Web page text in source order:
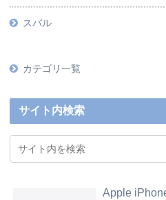
スバル
カテゴリ一覧
サイト内検索
Apple